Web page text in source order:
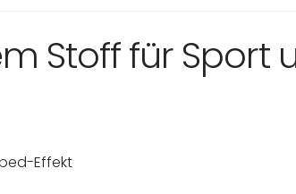
Stoff für Sport
Effekt